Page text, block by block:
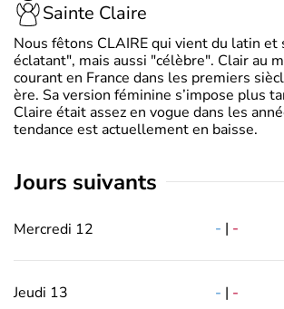
Sainte Claire
Nous fêtons CLAIRE qui vient du latin et
éclatant", mais aussi "célèbre". Clair au
courant en France dans les premiers
ère. Sa version féminine s’impose plus
Claire était assez en vogue dans les
tendance est actuellement en baisse.
jours suivants
Mercredi 12 - | -
Jeudi 13 - | -